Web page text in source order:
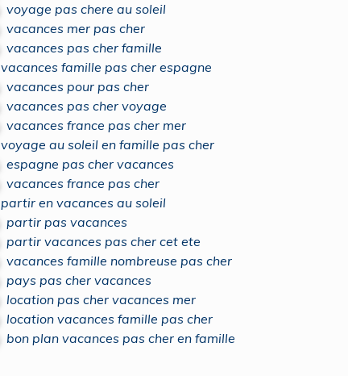
voyage pas chere au soleil
vacances mer pas cher
vacances pas cher famille
vacances famille pas cher espagne
vacances pour pas cher
vacances pas cher voyage
vacances france pas cher mer
voyage au soleil en famille pas cher
espagne pas cher vacances
vacances france pas cher
partir en vacances au soleil
partir pas vacances
partir vacances pas cher cet ete
vacances famille nombreuse pas cher
pays pas cher vacances
location pas cher vacances mer
location vacances famille pas cher
bon plan vacances pas cher en famille